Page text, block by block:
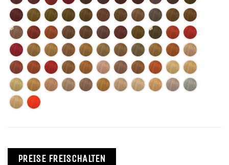
PREISE FREISCHALTEN